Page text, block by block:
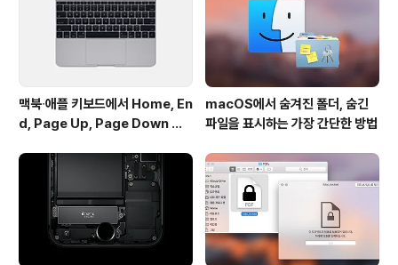
있지만, 최소한 아이폰이나 맥을 사용하는 사람들 사이에
서 이 보다 더 ..
맥북∙애플 키보드에서 Home, En
d, Page Up, Page Down 키
macOS에서 숨겨진 폴더, 숨긴
파일을 표시하는 가장 간단한 방법